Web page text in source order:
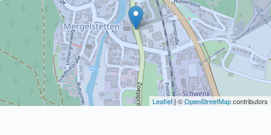
Leaflet| ©OpenStreetMapcontributors